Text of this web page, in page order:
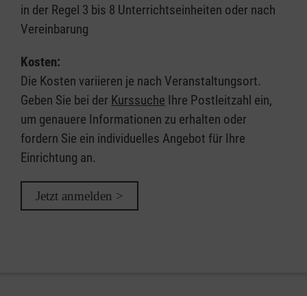
in der Regel 3 bis 8 Unterrichtseinheiten oder nach
Vereinbarung
Kosten:
Die Kosten variieren je nach Veranstaltungsort.
Geben Sie bei der Kurssuche Ihre Postleitzahl ein,
um genauere Informationen zu erhalten oder
fordern Sie ein individuelles Angebot für Ihre
Einrichtung an.
Jetzt anmelden >